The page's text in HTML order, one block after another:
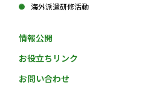
海外派遣研修活動
情報公開
お役立ちリンク
お問い合わせ